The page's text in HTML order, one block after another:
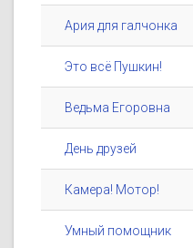
Ария для галчонка
Это всё Пушкин!
Ведьма Егоровна
День друзей
Камера! Мотор!
Умный помощник